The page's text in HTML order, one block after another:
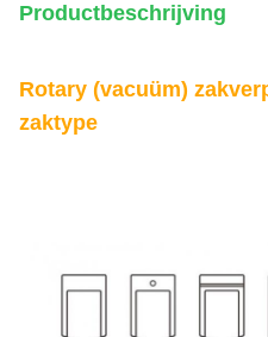
Productbeschrijving
Rotary (vacuüm)
zaktype